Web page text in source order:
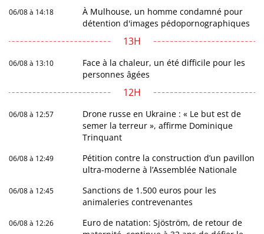
06/08 à 14:18
À Mulhouse, un homme condamné pour
détention d'images pédopornographiques
13H
06/08 à 13:10
Face à la chaleur, un été difficile pour les
personnes âgées
12H
06/08 à 12:57
Drone russe en Ukraine : « Le but est de
semer la terreur », affirme Dominique
Trinquant
06/08 à 12:49
Pétition contre la construction d’un pavillon
ultra-moderne à l’Assemblée Nationale
06/08 à 12:45
Sanctions de 1.500 euros pour les
animaleries contrevenantes
06/08 à 12:26
Euro de natation: Sjöström, de retour de